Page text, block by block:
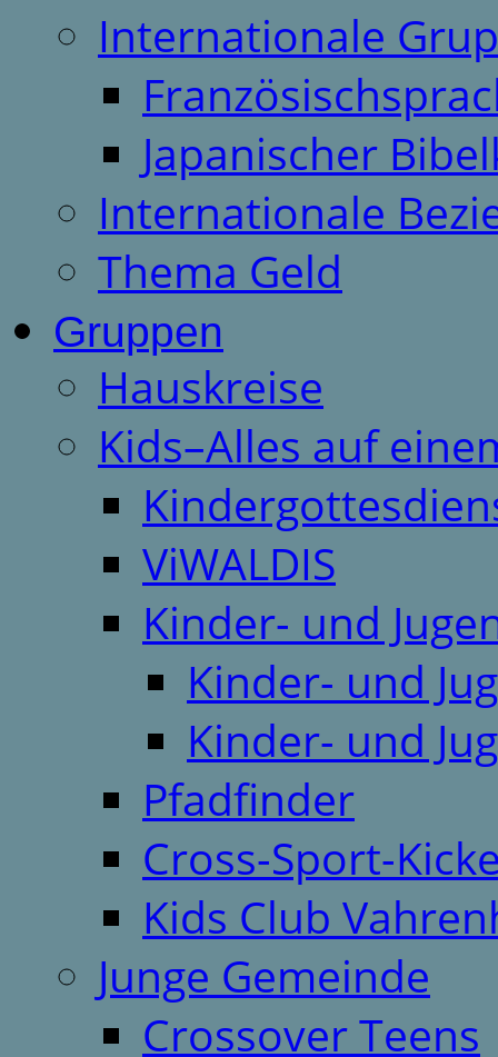
Internationale
Japanischer
Internationale
Thema Geld
Gruppen
Hauskreise
Kids–Alles auf
ViWALDIS
Kinder- und
Kinder- und
Kinder- und
Pfadfinder
Cross-Sport-
Kids Club
Junge Gemeinde
Crossover Teens